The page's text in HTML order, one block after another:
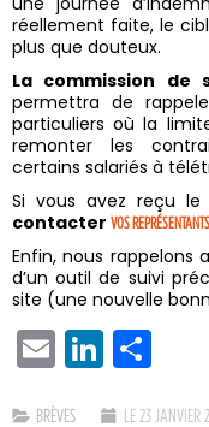
réellement faite, le
plus que douteux.
La commission de
permettra de
particuliers où la
remonter les
certains salariés à
Si vous avez reçu le
contacter VOS REPRÉSENTANTS
Enfin, nous rappelons
d’un outil de suivi
site (une nouvelle
EMAIL LINKEDIN
BRÈVES LE 23 JANVIER